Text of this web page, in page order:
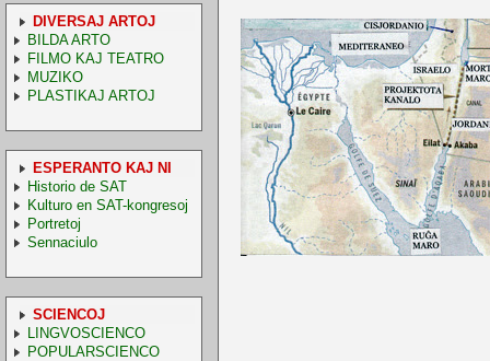
DIVERSAJ ARTOJ
BILDA ARTO
FILMO KAJ TEATRO
MUZIKO
PLASTIKAJ ARTOJ
ESPERANTO KAJ NI
Historio de SAT
Kulturo en SAT-kongresoj
Portretoj
Sennaciulo
SCIENCOJ
LINGVOSCIENCO
POPULARSCIENCO